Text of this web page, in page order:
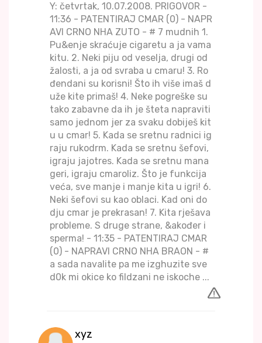
Y: četvrtak, 10.07.2008. PRIGOVOR -
11:36 - PATENTIRAJ CMAR (0) - NAPR
AVI CRNO NHA ZUTO - # 7 mudnih 1.
Pu&enje skraćuje cigaretu a ja vama
kitu. 2. Neki piju od veselja, drugi od
žalosti, a ja od svraba u cmaru! 3. Ro
đendani su korisni! Što ih više imaš d
uže kite primaš! 4. Neke pogreške su
tako zabavne da ih je šteta napraviti
samo jednom jer za svaku dobiješ kit
u u cmar! 5. Kada se sretnu radnici ig
raju rukodrm. Kada se sretnu šefovi,
igraju jajotres. Kada se sretnu mana
geri, igraju cmaroliz. Što je funkcija
veća, sve manje i manje kita u igri! 6.
Neki šefovi su kao oblaci. Kad oni do
dju cmar je prekrasan! 7. Kita rješava
probleme. S druge strane, &akođer i
sperma! - 11:35 - PATENTIRAJ CMAR
(0) - NAPRAVI CRNO NHA BRAON - #
a sada navalite pa me izghuzite sve
d0k mi okice ko fildzani ne iskoche ...
xyz